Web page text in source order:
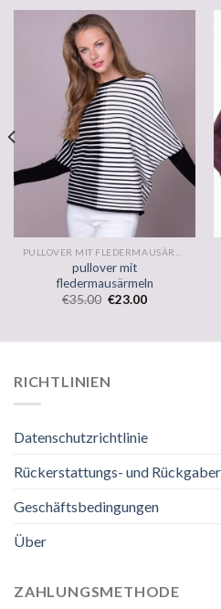
PULLOVER MIT FLEDERMAUSÄRMELN
pullover mit
fledermausärmeln
€35.00 €23.00
RICHTLINIEN
Datenschutzrichtlinie
Rückerstattungs- und
Geschäftsbedingungen
Über
ZAHLUNGSMETHODE